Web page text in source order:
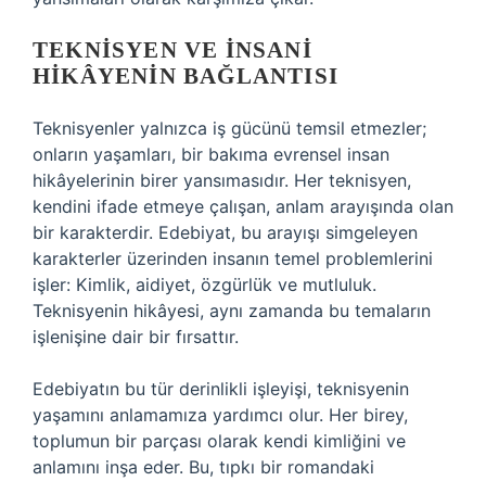
TEKNISYEN VE İNSANI
HIKÂYENIN BAĞLANTISI
Teknisyenler yalnızca iş gücünü temsil etmezler;
onların yaşamları, bir bakıma evrensel insan
hikâyelerinin birer yansımasıdır. Her teknisyen,
kendini ifade etmeye çalışan, anlam arayışında olan
bir karakterdir. Edebiyat, bu arayışı simgeleyen
karakterler üzerinden insanın temel problemlerini
işler: Kimlik, aidiyet, özgürlük ve mutluluk.
Teknisyenin hikâyesi, aynı zamanda bu temaların
işlenişine dair bir fırsattır.
Edebiyatın bu tür derinlikli işleyişi, teknisyenin
yaşamını anlamamıza yardımcı olur. Her birey,
toplumun bir parçası olarak kendi kimliğini ve
anlamını inşa eder. Bu, tıpkı bir romandaki